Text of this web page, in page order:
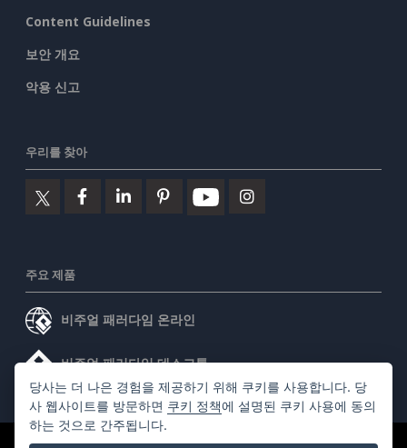
Content Guidelines
보안 개요
악용 신고
우리를 찾아
주요 제품
비주얼 패러다임 온라인
비주얼 패러다임 데스크톱
당사는 더 나은 경험을 제공하기 위해 쿠키를 사용합니다. 당
사 웹사이트를 방문하면 쿠키 정책에 설명된 쿠키 사용에 동의
하는 것으로 간주됩니다.